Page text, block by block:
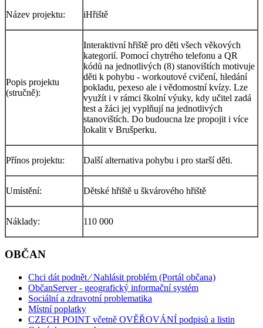
Název projektu: iHřiště
Popis projektu
(stručně):
Interaktivní hřiště pro děti všech věkových
kategorií. Pomocí chytrého telefonu a QR
kódů na jednotlivých (8) stanovištích motivuje
děti k pohybu - workoutové cvičení, hledání
pokladu, pexeso ale i vědomostní kvízy. Lze
využít i v rámci školní výuky, kdy učitel zadá
test a žáci jej vyplňují na jednotlivých
stanovištích. Do budoucna lze propojit i více
lokalit v Brušperku.
Přínos projektu: Další alternativa pohybu i pro starší děti.
Umístění: Dětské hřiště u škvárového hřiště
Náklady: 110 000
OBČAN
Chci dát podnět ⁄ Nahlásit problém (Portál občana)
ObčanServer - geografický informační systém
Sociální a zdravotní problematika
Místní poplatky
CZECH POINT včetně OVĚŘOVÁNÍ podpisů a listin